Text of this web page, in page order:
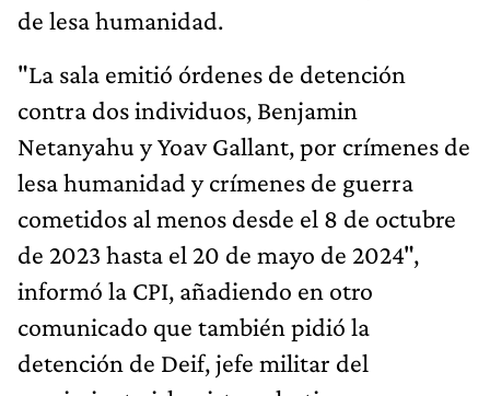
de lesa humanidad.
"La sala emitió órdenes de detención
contra dos individuos, Benjamin
Netanyahu y Yoav Gallant, por crímenes de
lesa humanidad y crímenes de guerra
cometidos al menos desde el 8 de octubre
de 2023 hasta el 20 de mayo de 2024",
informó la CPI, añadiendo en otro
comunicado que también pidió la
detención de Deif, jefe militar del